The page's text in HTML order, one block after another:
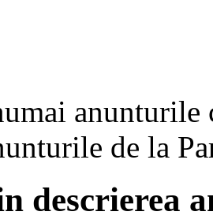
anunturile
de la
descrierea